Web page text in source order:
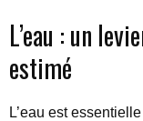
L’eau : un
estimé
L’eau est